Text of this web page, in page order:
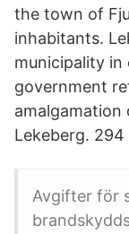
the town of
inhabitants.
municipality
government
amalgamation
Lekeberg. 294
Avgifter för